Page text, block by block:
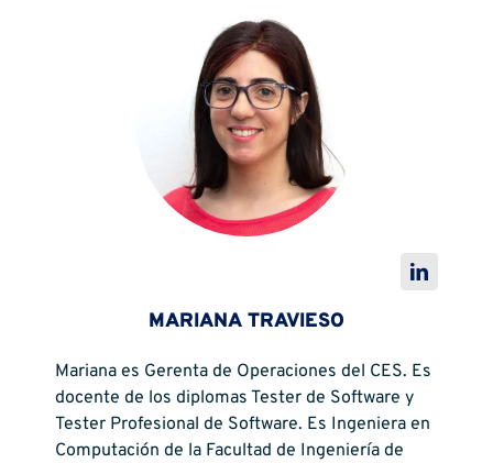
MARIANA TRAVIESO
Mariana es Gerenta de Operaciones del CES. Es
docente de los diplomas Tester de Software y
Tester Profesional de Software. Es Ingeniera en
Computación de la Facultad de Ingeniería de